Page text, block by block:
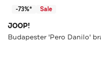
-73%* Sale
JOOP!